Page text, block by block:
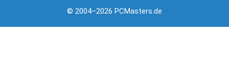
© 2004–2026 PCMasters.de